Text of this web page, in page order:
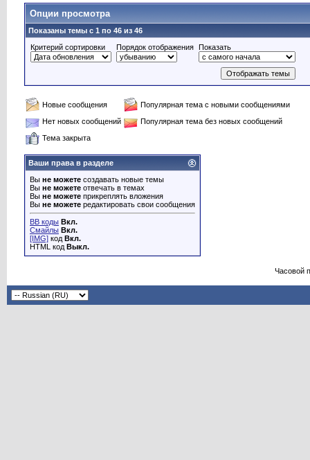
Опции просмотра
Показаны темы с 1 по 46 из 46
Критерий сортировки
Порядок отображения Показать
Новые сообщения
Популярная тема с новыми сообщениями
Нет новых сообщений
Популярная тема без новых сообщений
Тема закрыта
Ваши права в разделе
Вы не можете создавать новые темы
Вы не можете отвечать в темах
Вы не можете прикреплять вложения
Вы не можете редактировать свои сообщения
BB коды Вкл.
Смайлы Вкл.
[IMG] код Вкл.
HTML код Выкл.
Часовой